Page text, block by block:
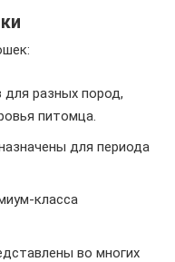
разных пород,
питомца.
для периода
класса
во многих